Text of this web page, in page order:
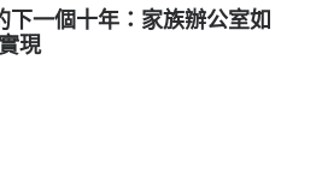
下一個十年：家族辦公室如
現